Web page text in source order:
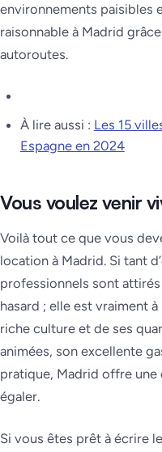
environnements paisibles
raisonnable à Madrid
autoroutes.
À lire aussi : Les 15
Espagne en 2024
Vous voulez venir
Voilà tout ce que vous
location à Madrid. Si tant
professionnels sont
hasard ; elle est vraiment
riche culture et de ses
animées, son excellente
pratique, Madrid offre
égaler.
Si vous êtes prêt à écrire